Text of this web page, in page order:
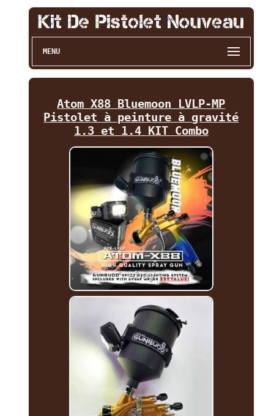
MENU
Atom X88 Bluemoon LVLP-MP
Pistolet à peinture à gravité
1.3 et 1.4 KIT Combo